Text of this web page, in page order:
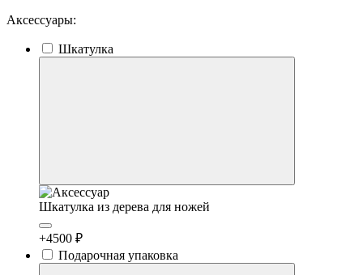
Аксессуары:
Шкатулка
Шкатулка из дерева для ножей
+4500 ₽
Подарочная упаковка